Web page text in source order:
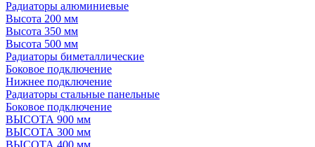
Радиаторы алюминиевые
Высота 200 мм
Высота 350 мм
Высота 500 мм
Радиаторы биметаллические
Боковое подключение
Нижнее подключение
Радиаторы стальные панельные
Боковое подключение
ВЫСОТА 900 мм
ВЫСОТА 300 мм
ВЫСОТА 400 мм